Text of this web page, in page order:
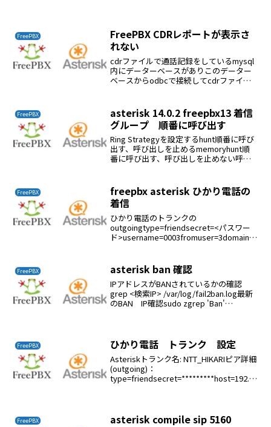
FreePBX
FreePBX CDRレポートが表示さ
れない
cdrファイルで通話記録をしているmysql
内にデーターベースがありこのデーター
ベースからodbcで接続してcdrファイル
/etc/odbcinst.iniDescripti...
FreePBX
asterisk 14.0.2 freepbx13 着信
グループ 順番に呼び出す
Ring Strategyを設定するhunt順番に呼び
出す、呼び出しを止めるmemoryhunt順
番に呼び出す、呼び出しを止めない呼び
FreePBX
freepbx asterisk ひかり電話の
着信
ひかり電話のトランクの
outgoingtype=friendsecret=<パスワー
ド>username=0003fromuser=3domain=
FreePBX asterisk ban 確認
IPアドレスがBANされているかの確認
grep <検索IP> /var/log/fail2ban.log最新
のBAN IP確認sudo zgrep 'Ban'
FreePBX ひかり電話 トランク 設定
Asteriskトランク名: NTT_HIKARIピア詳細
(outgoing)：
type=friendsecret=*********host=192.1
FreePBX asterisk compile sip 5160